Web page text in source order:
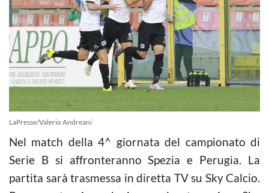
LaPresse/Valerio Andreani
Nel match della 4^ giornata del campionato di
Serie B si affronteranno Spezia e Perugia. La
partita sarà trasmessa in diretta TV su Sky Calcio.